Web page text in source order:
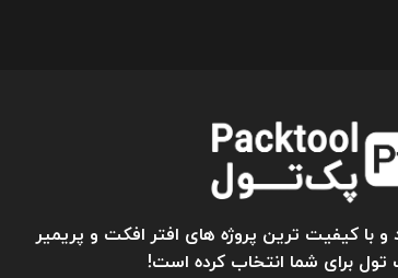
و با کیفیت ترین پروژه های افتر افکت و پریمیر
تول برای شما انتخاب کرده است!